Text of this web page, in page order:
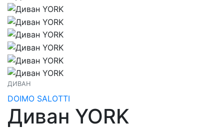
ДИВАН
DOIMO SALOTTI
Диван YORK